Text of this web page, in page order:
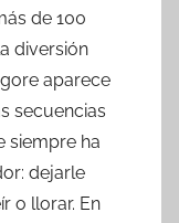
de 100
diversión
aparece
secuencias
siempre ha
dejarle
o llorar. En